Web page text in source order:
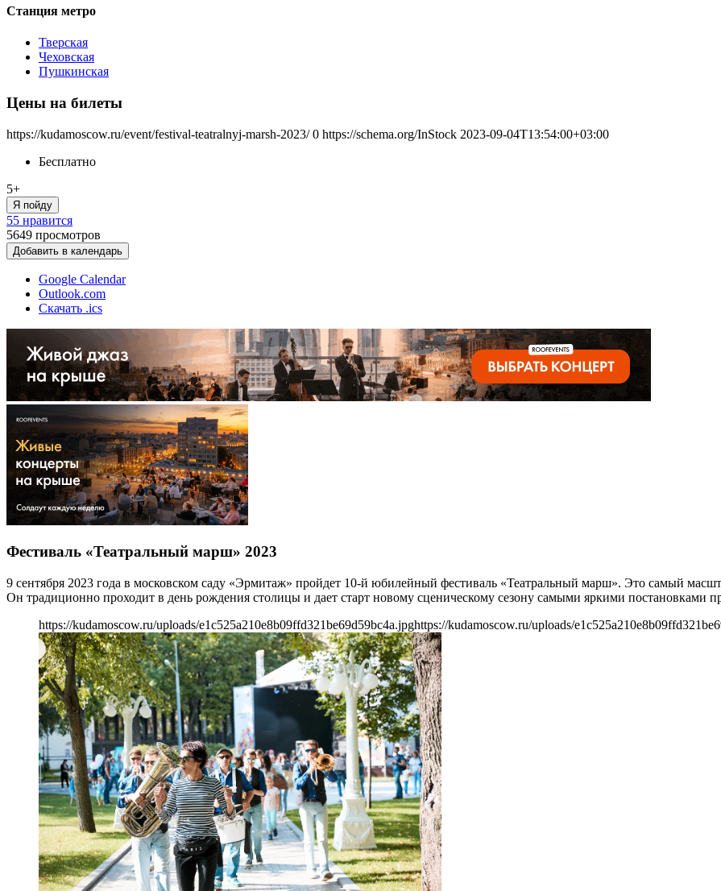
Станция метро
Тверская
Чеховская
Пушкинская
Цены на билеты
https://kudamoscow.ru/event/festival-teatralnyj-marsh-2023/ 0 https://schema.org/InStock 2023-09-04T13:54:00+03:00
Бесплатно
5+
Я пойду
55 нравится
5649 просмотров
Добавить в календарь
Google Calendar
Outlook.com
Скачать .ics
Фестиваль «Театральный марш» 2023
9 сентября 2023 года в московском саду «Эрмитаж» пройдет 10-й юбилейный фестиваль «Театральный марш». Это самый
Он традиционно проходит в день рождения столицы и дает старт новому сценическому сезону самыми яркими постановками
https://kudamoscow.ru/uploads/e1c525a210e8b09ffd321be69d59bc4a.jpghttps://kudamoscow.ru/uploads/